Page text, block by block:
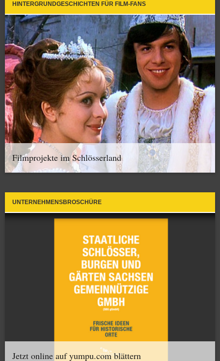
HINTERGRUNDGESCHICHTEN FÜR FILM-FANS
Filmprojekte im Schlösserland
UNTERNEHMENSBROSCHÜRE
Jetzt online auf yumpu.com blättern